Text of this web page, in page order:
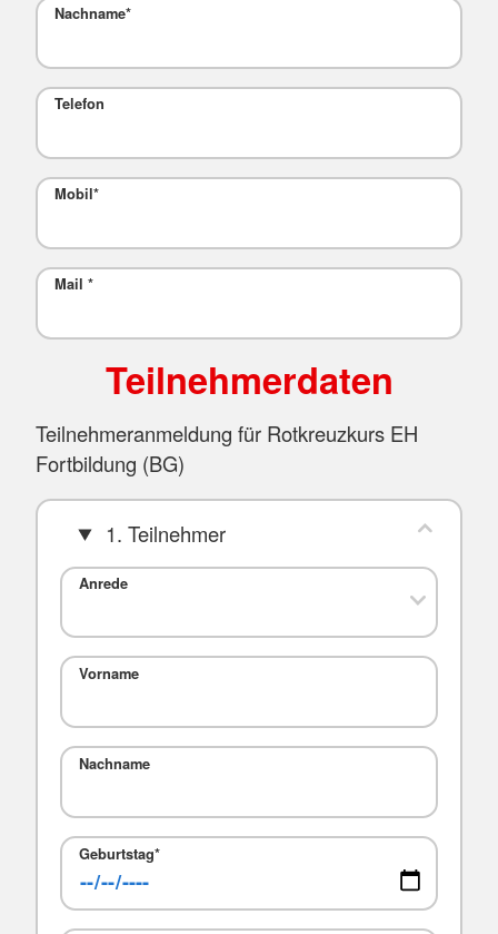
Nachname*
Telefon
Mobil*
Mail *
Teilnehmerdaten
Teilnehmeranmeldung für Rotkreuzkurs EH
Fortbildung (BG)
1. Teilnehmer
Anrede
Vorname
Nachname
Geburtstag*